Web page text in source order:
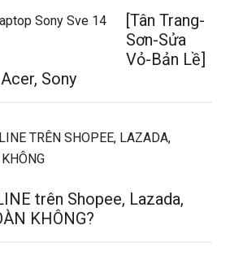
[Tân Trang-
Sơn-Sửa
Vỏ-Bản Lề]
Sony
trên Shopee, Lazada,
KHÔNG?